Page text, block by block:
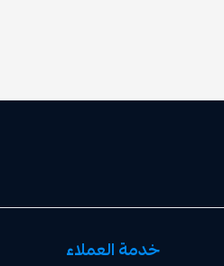
خدمة العملاء